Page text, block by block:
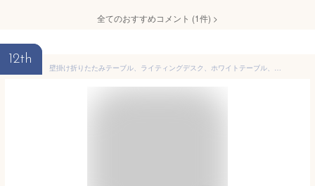
全てのおすすめコメント (1件) >
12th
壁掛け折りたたみテーブル、ライティングデスク、ホワイトテーブル、ラップトップテーブル、バーテーブル、リビングルーム/バルコニー/ベッドルーム用、22サイズ。,70*30cm/27.5*12in